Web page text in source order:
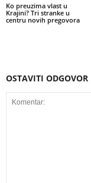
Ko preuzima vlast u
Krajini? Tri stranke u
centru novih pregovora
OSTAVITI ODGOVOR